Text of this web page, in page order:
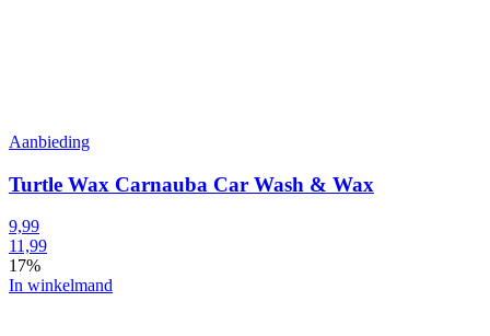
Aanbieding
Turtle Wax Carnauba Car Wash & Wax
9,99
11,99
17%
In winkelmand